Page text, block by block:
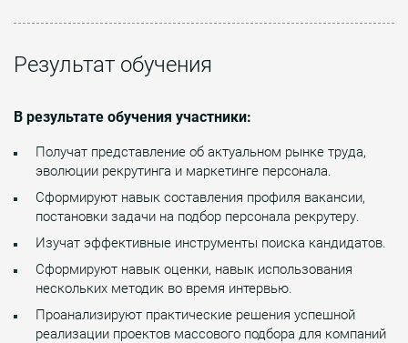
Результат обучения
В результате обучения участники:
Получат представление об актуальном рынке труда,
эволюции рекрутинга и маркетинге персонала.
Сформируют навык составления профиля вакансии,
постановки задачи на подбор персонала рекрутеру.
Изучат эффективные инструменты поиска кандидатов.
Сформируют навык оценки, навык использования
нескольких методик во время интервью.
Проанализируют практические решения успешной
реализации проектов массового подбора для компаний